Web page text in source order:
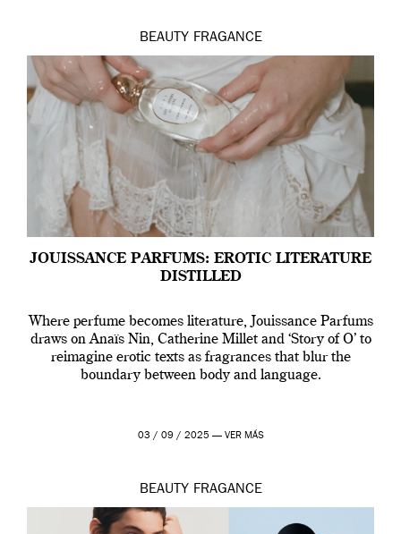
BEAUTY FRAGANCE
JOUISSANCE PARFUMS: EROTIC LITERATURE
DISTILLED
Where perfume becomes literature, Jouissance Parfums
draws on Anaïs Nin, Catherine Millet and ‘Story of O’ to
reimagine erotic texts as fragrances that blur the
boundary between body and language.
03 / 09 / 2025 — VER MÁS
BEAUTY FRAGANCE